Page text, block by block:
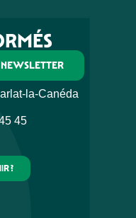
la-Canéda
45
?